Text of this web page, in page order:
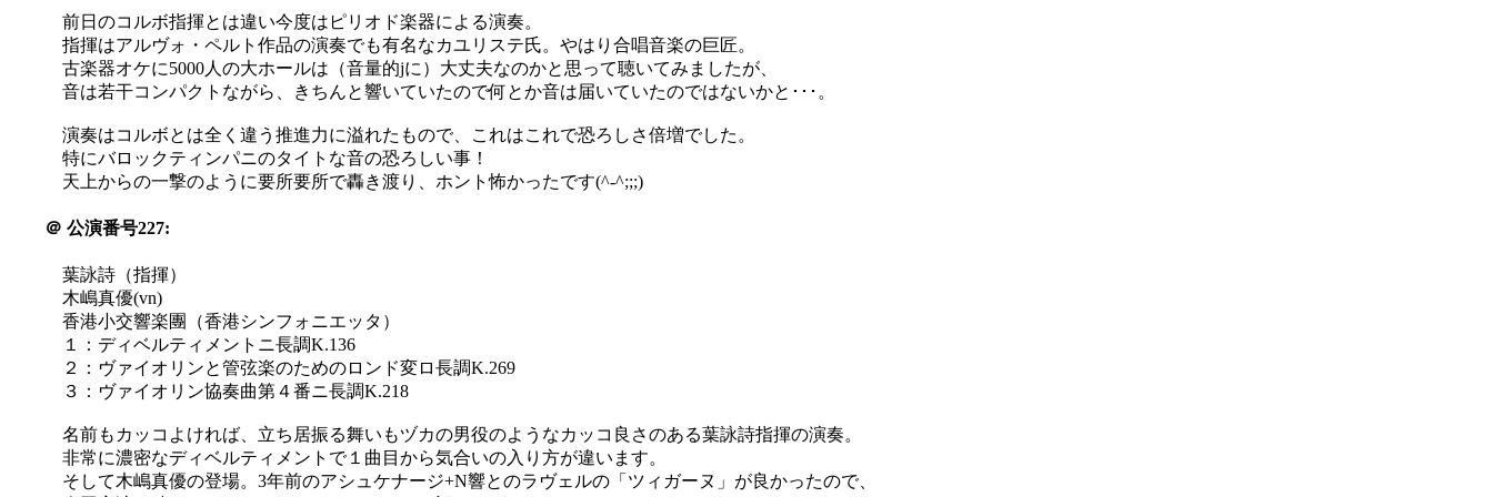
前日のコルボ指揮とは違い今度はピリオド楽器による演奏。
指揮はアルヴォ・ペルト作品の演奏でも有名なカユリステ氏。やはり合唱音楽の巨匠。
古楽器オケに5000人の大ホールは（音量的jに）大丈夫なのかと思って聴いてみましたが、
音は若干コンパクトながら、きちんと響いていたので何とか音は届いていたのではないかと･･･。
演奏はコルボとは全く違う推進力に溢れたもので、これはこれで恐ろしさ倍増でした。
特にバロックティンパニのタイトな音の恐ろしい事！
天上からの一撃のように要所要所で轟き渡り、ホント怖かったです(^-^;;;)
＠ 公演番号227:
葉詠詩（指揮）
木嶋真優(vn)
香港小交響楽團（香港シンフォニエッタ）
１：ディベルティメントニ長調K.136
２：ヴァイオリンと管弦楽のためのロンド変ロ長調K.269
３：ヴァイオリン協奏曲第４番ニ長調K.218
名前もカッコよければ、立ち居振る舞いもヅカの男役のようなカッコ良さのある葉詠詩指揮の演奏。
非常に濃密なディベルティメントで１曲目から気合いの入り方が違います。
そして木嶋真優の登場。3年前のアシュケナージ+N響とのラヴェルの「ツィガーヌ」が良かったので、